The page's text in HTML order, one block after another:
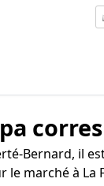
Bernard, il
marché à La